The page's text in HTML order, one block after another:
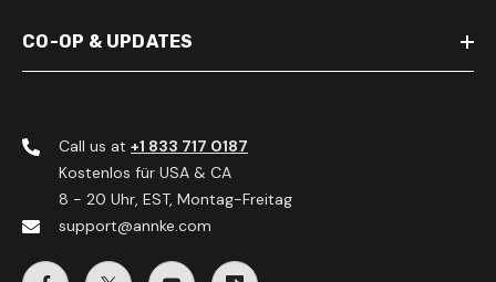
CO-OP & UPDATES
Call us at +1 833 717 0187
Kostenlos für USA & CA
8 - 20 Uhr, EST, Montag-Freitag
support@annke.com